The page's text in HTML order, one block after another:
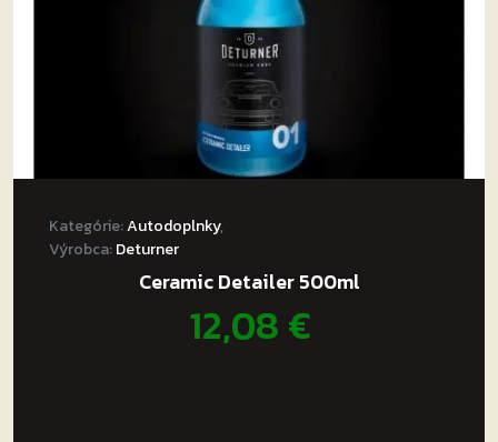
Kategórie:Autodoplnky,
Výrobca:Deturner
Ceramic Detailer 500ml
12,08€